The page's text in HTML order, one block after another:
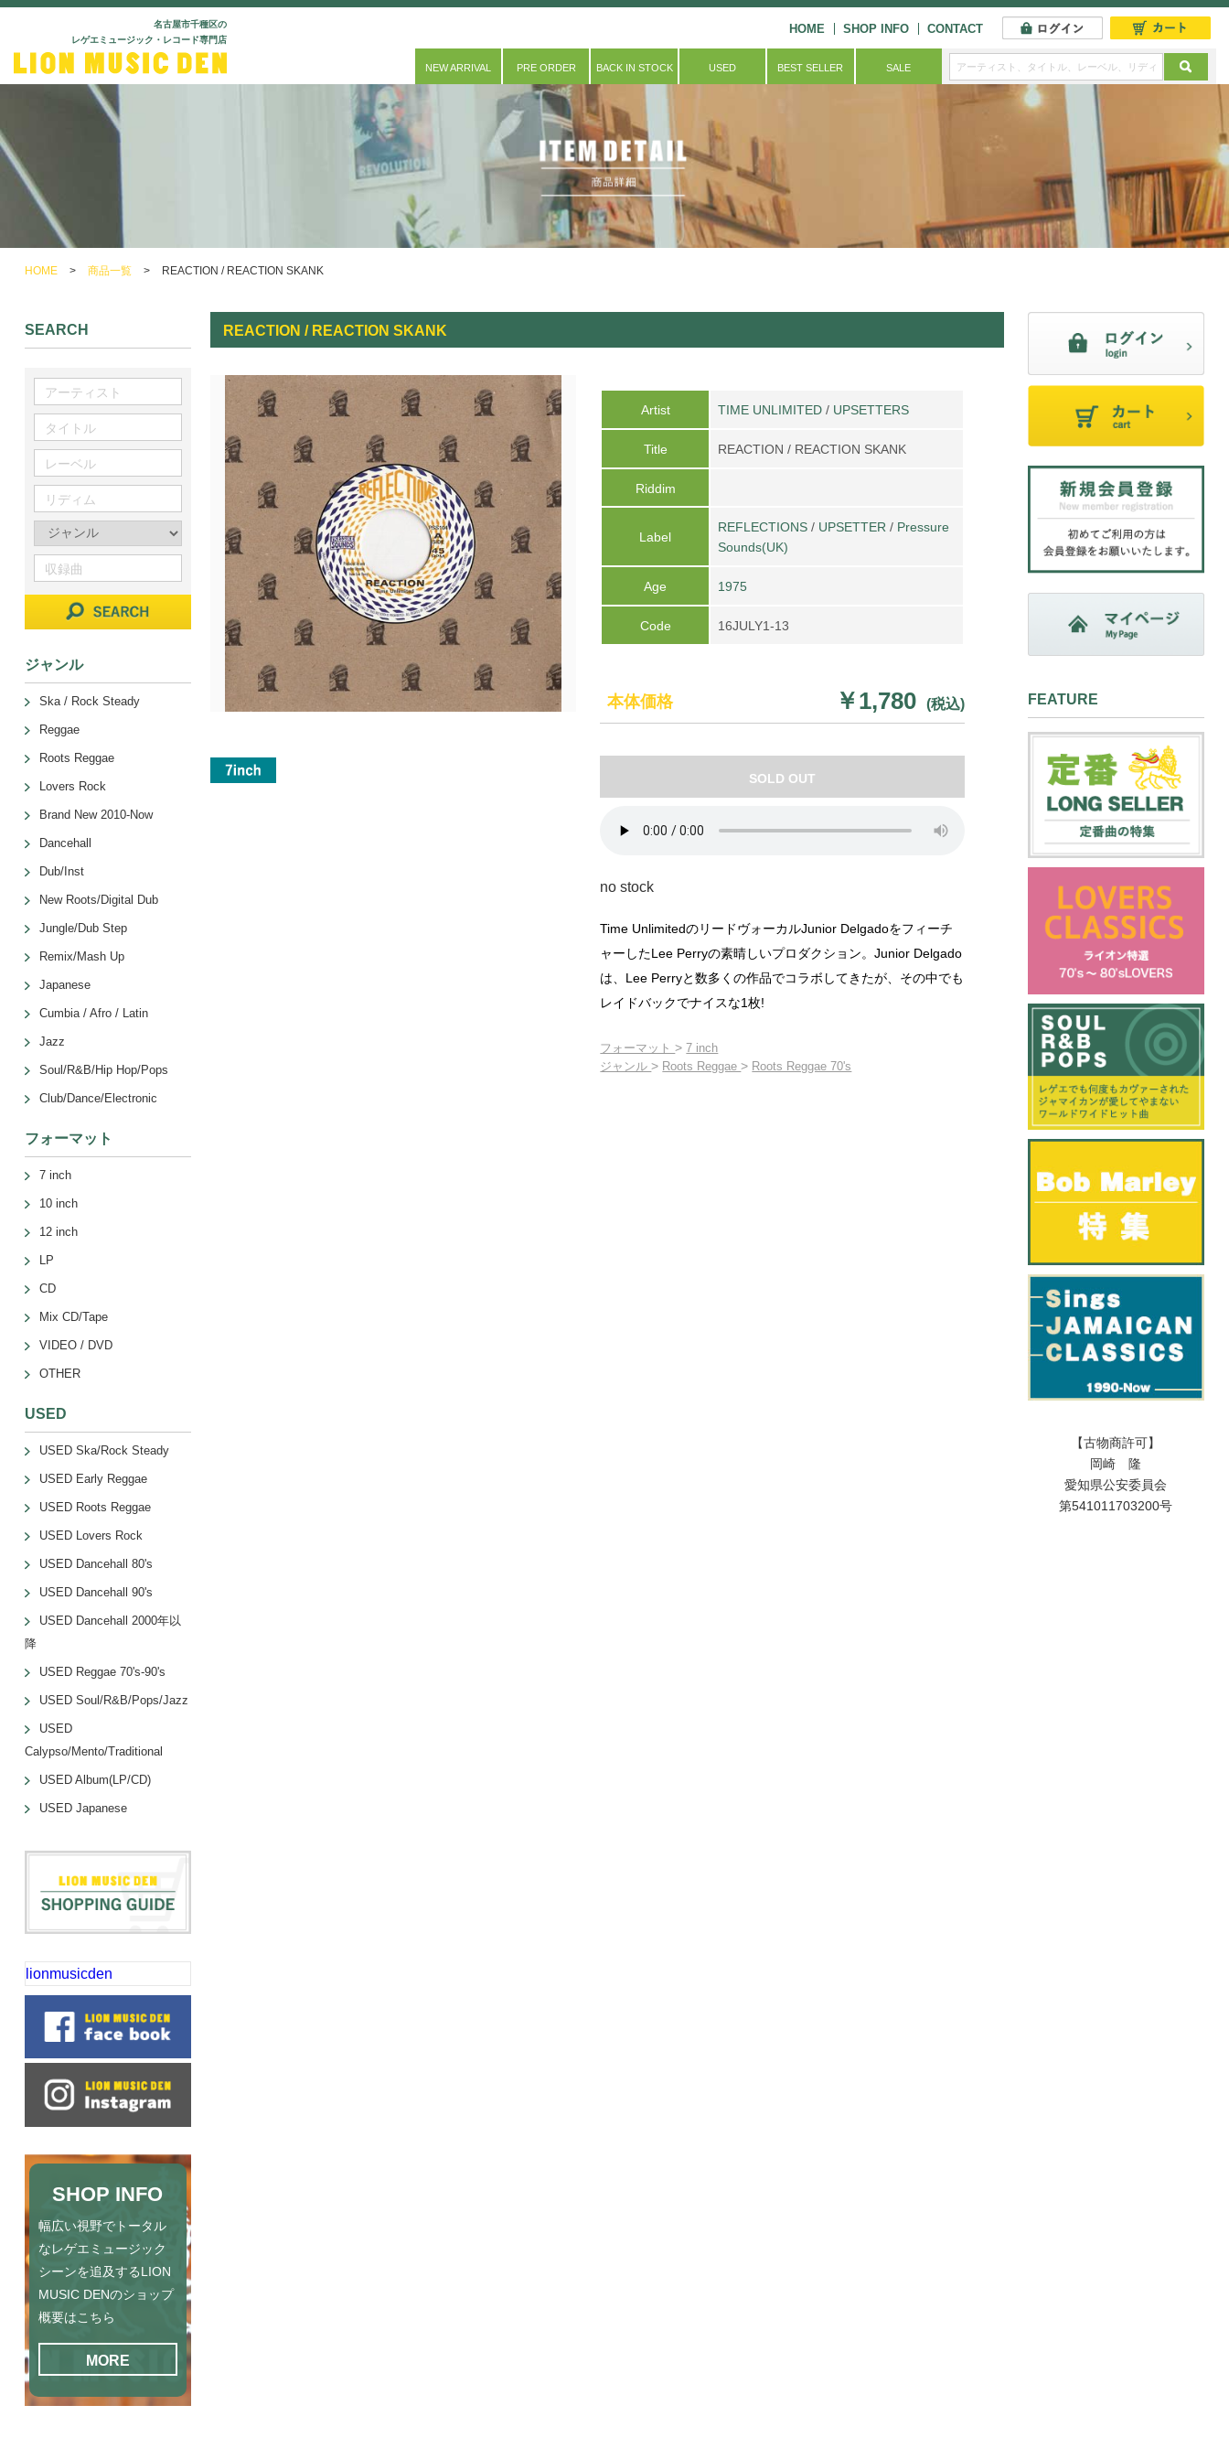
名古屋市千種区の
レゲエミュージック・レコード専門店
HOME SHOP INFO CONTACT
NEW ARRIVAL PRE ORDER BACK IN STOCK USED BEST SELLER SALE
HOME > 商品一覧 > REACTION / REACTION SKANK
REACTION / REACTION SKANK
Artist TIME UNLIMITED / UPSETTERS
Title REACTION / REACTION SKANK
Riddim
Label
REFLECTIONS / UPSETTER / Pressure
Sounds(UK)
Age 1975
Code 16JULY1-13
本体価格 ￥1,780 (税込)
SOLD OUT
no stock
Time UnlimitedのリードヴォーカルJunior Delgadoをフィーチ
ャーしたLee Perryの素晴しいプロダクション。Junior Delgado
は、Lee Perryと数多くの作品でコラボしてきたが、その中でも
レイドバックでナイスな1枚!
フォーマット>7 inch
ジャンル> Roots Reggae> Roots Reggae 70's
SEARCH
ジャンル
Ska / Rock Steady
Reggae
Roots Reggae
Lovers Rock
Brand New 2010-Now
Dancehall
Dub/Inst
New Roots/Digital Dub
Jungle/Dub Step
Remix/Mash Up
Japanese
Cumbia / Afro / Latin
Jazz
Soul/R&B/Hip Hop/Pops
Club/Dance/Electronic
フォーマット
7 inch
10 inch
12 inch
LP
CD
Mix CD/Tape
VIDEO / DVD
OTHER
USED
USED Ska/Rock Steady
USED Early Reggae
USED Roots Reggae
USED Lovers Rock
USED Dancehall 80's
USED Dancehall 90's
USED Dancehall 2000年以
降
USED Reggae 70's-90's
USED Soul/R&B/Pops/Jazz
USED
Calypso/Mento/Traditional
USED Album(LP/CD)
USED Japanese
lionmusicden
SHOP INFO
幅広い視野でトータル
なレゲエミュージック
シーンを追及するLION
MUSIC DENのショップ
概要はこちら
MORE
FEATURE
【古物商許可】
岡崎 隆
愛知県公安委員会
第541011703200号